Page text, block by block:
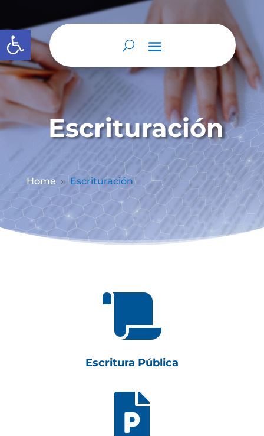
Abrir barra de herramientas
Escrituración
Home 9 Escrituración

Escritura Pública
